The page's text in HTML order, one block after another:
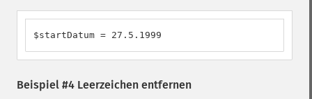
$startDatum = 27.5.1999
Beispiel #4 Leerzeichen entfernen